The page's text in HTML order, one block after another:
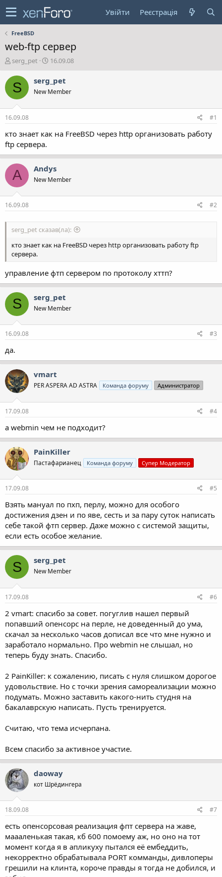
Увійти Реєстрація
FreeBSD
web-ftp сервер
А
т
о
р
е
м
и
serg_pet
Д
а
с
р
я
16.09.08
S serg_pet
New Member
16.09.08 #1
кто знает как на FreeBSD через http организовать работу
ftp сервера.
A Andys
New Member
16.09.08 #2
serg_pet сказав(ла):
кто знает как на FreeBSD через http организовать работу ftp
сервера.
управление фтп сервером по протоколу хттп?
S serg_pet
New Member
16.09.08 #3
да.
vmart
PER ASPERA AD ASTRA Команда форуму Администратор
17.09.08 #4
а webmin чем не подходит?
PainKiller
Пастафарианец Команда форуму Супер Модератор
17.09.08 #5
Взять мануал по пхп, перлу, можно для особого
достижения дзен и по яве, сесть и за пару суток написать
себе такой фтп сервер. Даже можно с системой защиты,
если есть особое желание.
S serg_pet
New Member
17.09.08 #6
2 vmart: спасибо за совет. погуглив нашел первый
попавший опенсорс на перле, не доведенный до ума,
скачал за несколько часов дописал все что мне нужно и
заработало нормально. Про webmin не слышал, но
теперь буду знать. Спасибо.
2 PainKiller: к сожалению, писать с нуля слишком дорогое
удовольствие. Но с точки зрения самореализации можно
подумать. Можно заставить какого-нить студня на
бакалаврскую написать. Пусть тренируется.
Считаю, что тема исчерпана.
Всем спасибо за активное участие.
daoway
кот Шрёдингера
18.09.08 #7
есть опенсорсовая реализация фпт сервера на жаве,
маааленькая такая, кб 600 помоему аж, но оно на тот
момент когда я в апликуху пытался её ембеддить,
некорректно обрабатывала PORT комманды, дивлоперы
грешили на клинта, короче правды я тогда не добился, и